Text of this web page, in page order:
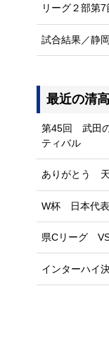
リーグ２部第7
試合結果／静
最近の清
第45回 武田
ティバル
ありがとう
W杯 日本代表
県Cリーグ
インターハイ